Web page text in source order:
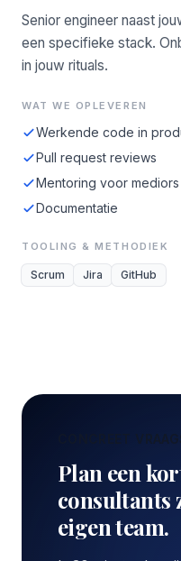
Senior engineer naast
een specifieke stack.
in jouw rituals.
WAT WE OPLEVEREN
Werkende code in
Pull request reviews
Mentoring voor mediors
Documentatie
TOOLING & METHODIEK
Scrum Jira GitHub
CONCREET
Plan een
consultants
eigen team.